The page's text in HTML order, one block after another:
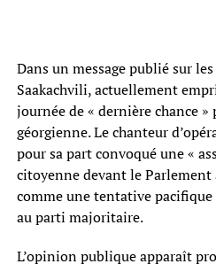
Dans un message publié sur
Saakachvili, actuellement
journée de « dernière chance
géorgienne. Le chanteur
pour sa part convoqué une «
citoyenne devant le
comme une tentative
au parti majoritaire.
L’opinion publique apparaît